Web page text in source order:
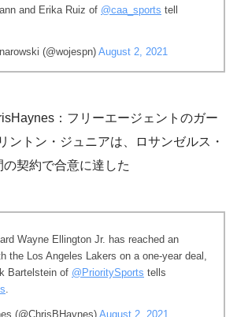
and Erika Ruiz of @caa_sports tell
(@wojespn) August 2, 2021
：フリーエージェントのガー
ントン・ジュニアは、ロサンゼルス・
契約で合意に達した
Wayne Ellington Jr. has reached an
the Los Angeles Lakers on a one-year deal,
Bartelstein of @PrioritySports tells
(@ChrisBHaynes) August 2, 2021